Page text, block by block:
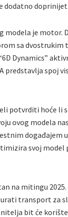
je motor.
sa dvostrukim
Dynamics”
predstavlja spoj
potvrditi hoće li
ovog modela
događajem u
svoj model
na mitingu
transport za
bit će